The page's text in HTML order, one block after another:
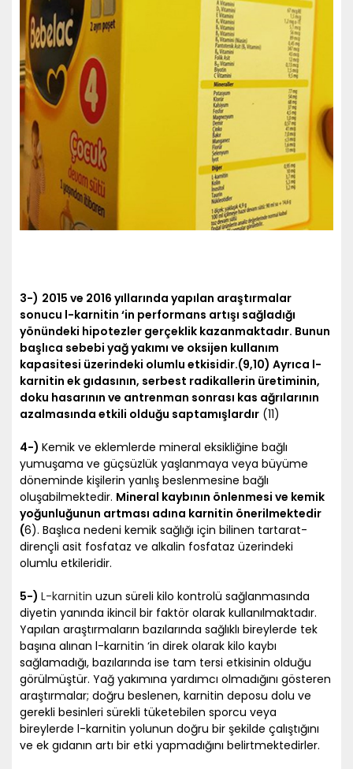
3-) 2015 ve 2016 yıllarında yapılan araştırmalar
sonucu l-karnitin ‘in performans artışı sağladığı
yönündeki hipotezler gerçeklik kazanmaktadır. Bunun
başlıca sebebi yağ yakımı ve oksijen kullanım
kapasitesi üzerindeki olumlu etkisidir.(9,10) Ayrıca l-
karnitin ek gıdasının, serbest radikallerin üretiminin,
doku hasarının ve antrenman sonrası kas ağrılarının
azalmasında etkili olduğu saptamışlardır (11)
4-) Kemik ve eklemlerde mineral eksikliğine bağlı
yumuşama ve güçsüzlük yaşlanmaya veya büyüme
döneminde kişilerin yanlış beslenmesine bağlı
oluşabilmektedir. Mineral kaybının önlenmesi ve kemik
yoğunluğunun artması adına karnitin önerilmektedir
(6). Başlıca nedeni kemik sağlığı için bilinen tartarat-
dirençli asit fosfataz ve alkalin fosfataz üzerindeki
olumlu etkileridir.
5-) L-karnitin uzun süreli kilo kontrolü sağlanmasında
diyetin yanında ikincil bir faktör olarak kullanılmaktadır.
Yapılan araştırmaların bazılarında sağlıklı bireylerde tek
başına alınan l-karnitin ‘in direk olarak kilo kaybı
sağlamadığı, bazılarında ise tam tersi etkisinin olduğu
görülmüştür. Yağ yakımına yardımcı olmadığını gösteren
araştırmalar; doğru beslenen, karnitin deposu dolu ve
gerekli besinleri sürekli tüketebilen sporcu veya
bireylerde l-karnitin yolunun doğru bir şekilde çalıştığını
ve ek gıdanın artı bir etki yapmadığını belirtmektedirler.